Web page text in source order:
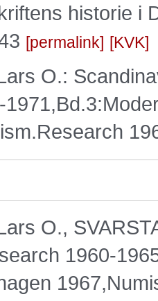
historie i
permalink KVK
O.:
O.,
1960-